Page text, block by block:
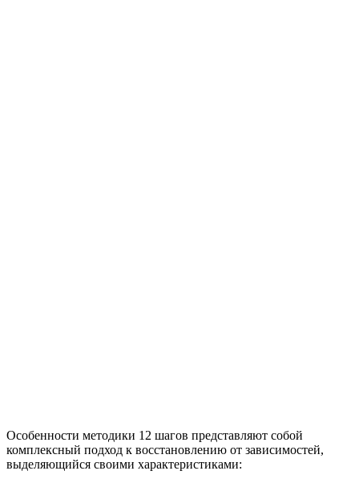
Особенности методики 12 шагов представляют собой
комплексный подход к восстановлению от зависимостей,
выделяющийся своими характеристиками: